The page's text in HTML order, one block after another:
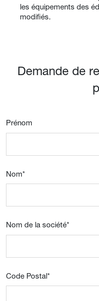
les équipements des
modifiés.
Demande de
Prénom
Nom*
Nom de la société*
Code Postal*